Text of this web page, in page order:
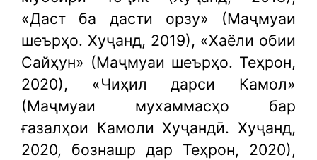
«Даст ба дасти орзу» (Маҷмуаи
шеърҳо. Хуҷанд, 2019), «Хаёли обии
Сайҳун» (Маҷмуаи шеърҳо. Теҳрон,
2020), «Чиҳил дарси Камол»
(Маҷмуаи мухаммасҳо бар
ғазалҳои Камоли Хуҷандӣ. Хуҷанд,
2020, бознашр дар Теҳрон, 2020),